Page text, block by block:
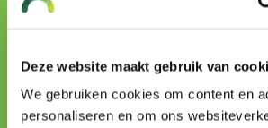
Deze website maakt gebruik van
We gebruiken cookies om content en
personaliseren en om ons
Telefoon